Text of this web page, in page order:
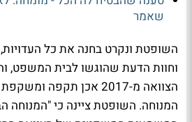
שאמר
השופטת ונקרט בחנה את כל
וחוות הדעת שהוגשו לבית המשפט,
הצוואה מ-2017 אכן
המנוחה. השופטת ציינה כי "המנוחה